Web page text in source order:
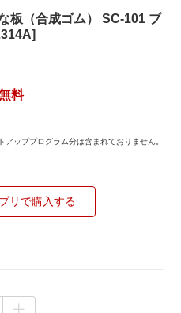
板（合成ゴム） SC-101 ブ
料
アッププログラム分は含まれておりません。
リで購入する